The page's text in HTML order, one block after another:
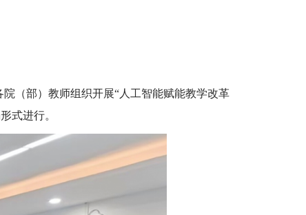
（部）教师组织开展“人工智能赋能教学改革
式进行。